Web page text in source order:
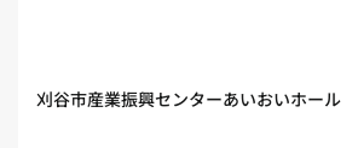
刈谷市産業振興センターあいおいホール